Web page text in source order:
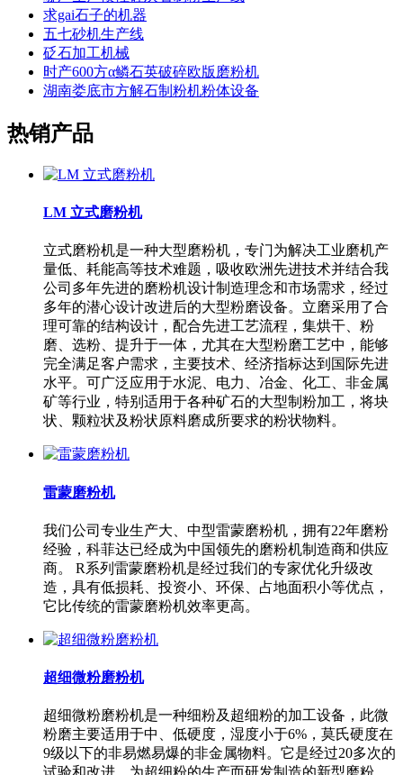
求gai石子的机器
五七砂机生产线
砭石加工机械
时产600方α鳞石英破碎欧版磨粉机
湖南娄底市方解石制粉机粉体设备
热销产品
LM 立式磨粉机
立式磨粉机是一种大型磨粉机，专门为解决工业磨机产
量低、耗能高等技术难题，吸收欧洲先进技术并结合我
公司多年先进的磨粉机设计制造理念和市场需求，经过
多年的潜心设计改进后的大型粉磨设备。立磨采用了合
理可靠的结构设计，配合先进工艺流程，集烘干、粉
磨、选粉、提升于一体，尤其在大型粉磨工艺中，能够
完全满足客户需求，主要技术、经济指标达到国际先进
水平。可广泛应用于水泥、电力、冶金、化工、非金属
矿等行业，特别适用于各种矿石的大型制粉加工，将块
状、颗粒状及粉状原料磨成所要求的粉状物料。
雷蒙磨粉机
我们公司专业生产大、中型雷蒙磨粉机，拥有22年磨粉
经验，科菲达已经成为中国领先的磨粉机制造商和供应
商。 R系列雷蒙磨粉机是经过我们的专家优化升级改
造，具有低损耗、投资小、环保、占地面积小等优点，
它比传统的雷蒙磨粉机效率更高。
超细微粉磨粉机
超细微粉磨粉机是一种细粉及超细粉的加工设备，此微
粉磨主要适用于中、低硬度，湿度小于6%，莫氏硬度在
9级以下的非易燃易爆的非金属物料。它是经过20多次的